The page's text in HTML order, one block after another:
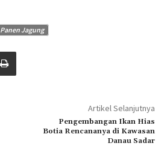
Panen Jagung
Artikel Selanjutnya
Pengembangan Ikan Hias
Botia Rencananya di Kawasan
Danau Sadar